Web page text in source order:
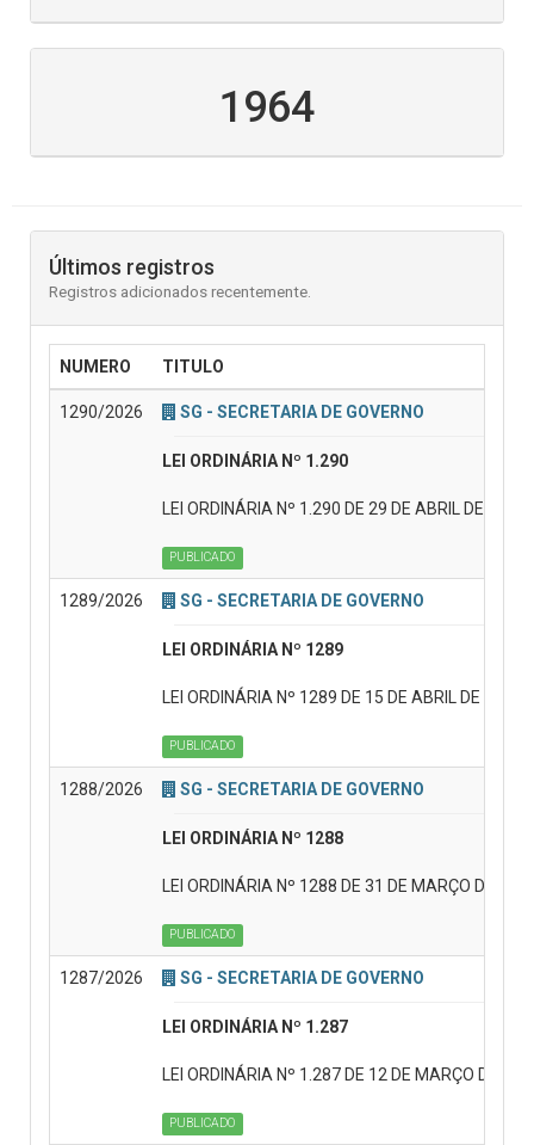
1964
Últimos registros
Registros adicionados recentemente.
NUMERO TITULO
1290/2026 SG - SECRETARIA DE GOVERNO
LEI ORDINÁRIA Nº 1.290
LEI ORDINÁRIA Nº 1.290 DE 29 DE ABRIL DE
PUBLICADO
1289/2026 SG - SECRETARIA DE GOVERNO
LEI ORDINÁRIA Nº 1289
LEI ORDINÁRIA Nº 1289 DE 15 DE ABRIL DE
PUBLICADO
1288/2026 SG - SECRETARIA DE GOVERNO
LEI ORDINÁRIA Nº 1288
LEI ORDINÁRIA Nº 1288 DE 31 DE MARÇO
PUBLICADO
1287/2026 SG - SECRETARIA DE GOVERNO
LEI ORDINÁRIA Nº 1.287
LEI ORDINÁRIA Nº 1.287 DE 12 DE MARÇO DE
PUBLICADO